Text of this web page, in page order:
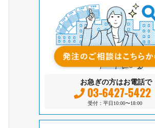
お急ぎの方はお電話で
03-6427-5422
受付：平日10:00〜18:00